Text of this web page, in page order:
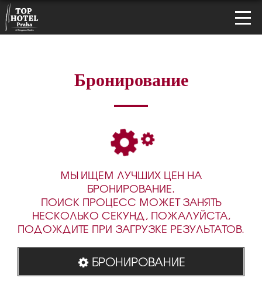
Бронирование
МЫ ИЩЕМ ЛУЧШИХ ЦЕН НА
БРОНИРОВАНИЕ.
ПОИСК ПРОЦЕСС МОЖЕТ ЗАНЯТЬ
НЕСКОЛЬКО СЕКУНД, ПОЖАЛУЙСТА,
ПОДОЖДИТЕ ПРИ ЗАГРУЗКЕ РЕЗУЛЬТАТОВ.
БРОНИРОВАНИЕ